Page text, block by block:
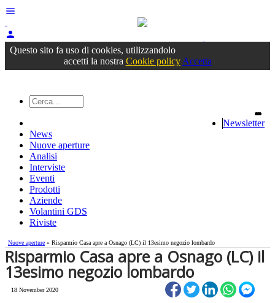
menu
person
Accedioppure registrati
Questo sito fa uso di cookies, utilizzandolo
accetti la nostra Cookie policy Accetta
Newsletter
News
Nuove aperture
Analisi
Interviste
Eventi
Prodotti
Aziende
Volantini GDS
Riviste
Nuove aperture » Risparmio Casa apre a Osnago (LC) il 13esimo negozio lombardo
Risparmio Casa apre a Osnago (LC) il
13esimo negozio lombardo
18 November 2020